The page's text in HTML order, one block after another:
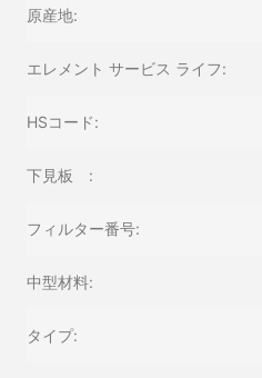
原産地:
エレメント サービス ライフ:
HSコード:
下見板 :
フィルター番号:
中型材料:
タイプ: